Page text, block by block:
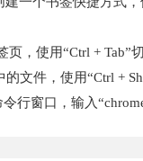
，使用“Ctrl + Tab”
文件，使用“Ctrl +
窗口，输入